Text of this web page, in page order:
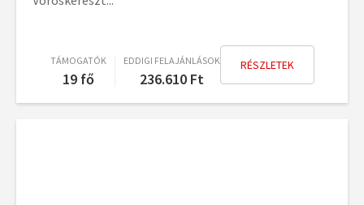
TÁMOGATÓK
19 fő
EDDIGI FELAJÁNLÁSOK
236.610 Ft
RÉSZLETEK